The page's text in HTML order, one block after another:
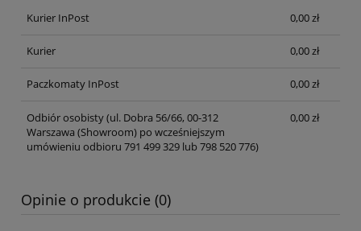
Kurier InPost
0,00 zł
Kurier 0,00 zł
Paczkomaty InPost 0,00 zł
Odbiór osobisty(ul. Dobra 56/66, 00-312
Warszawa (Showroom) po wcześniejszym
umówieniu odbioru 791 499 329 lub 798 520 776)
0,00 zł
Opinie o produkcie (0)